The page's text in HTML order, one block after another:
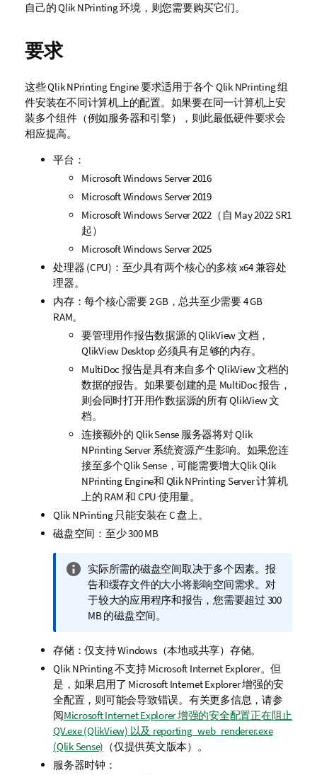
自己的Qlik NPrinting环境，则您需要购买它们。
要求
这些Qlik NPrinting Engine要求适用于各个 Qlik NPrinting组
件安装在不同计算机上的配置。如果要在同一计算机上安
装多个组件（例如服务器和引擎），则此最低硬件要求会
相应提高。
平台：
Microsoft Windows Server 2016
Microsoft Windows Server 2019
Microsoft Windows Server 2022（自 May 2022 SR1
起）
Microsoft Windows Server 2025
处理器 (CPU)：至少具有两个核心的多核 x64 兼容处
理器。
内存：每个核心需要 2 GB，总共至少需要 4 GB
RAM。
要管理用作报告数据源的QlikView文档，
QlikView Desktop 必须具有足够的内存。
MultiDoc报告是具有来自多个QlikView文档的
数据的报告。如果要创建的是 MultiDoc报告，
则会同时打开用作数据源的所有QlikView文
档。
连接额外的 Qlik Sense 服务器将对Qlik
NPrinting Server系统资源产生影响。如果您连
接至多个Qlik Sense，可能需要增大QlikQlik
NPrinting Engine和 Qlik NPrinting Server计算机
上的 RAM 和 CPU 使用量。
Qlik NPrinting只能安装在 C 盘上。
磁盘空间：至少 300 MB
信
息
注
释
实际所需的磁盘空间取决于多个因素。报
告和缓存文件的大小将影响空间需求。对
于较大的应用程序和报告，您需要超过 300
MB 的磁盘空间。
存储：仅支持 Windows（本地或共享）存储。
Qlik NPrinting不支持 Microsoft Internet Explorer。但
是，如果启用了 Microsoft Internet Explorer 增强的安
全配置，则可能会导致错误。有关更多信息，请参
阅Microsoft Internet Explorer 增强的安全配置正在阻止
QV.exe (QlikView) 以及 reporting_web_renderer.exe
(Qlik Sense) （仅提供英文版本） 。
服务器时钟：